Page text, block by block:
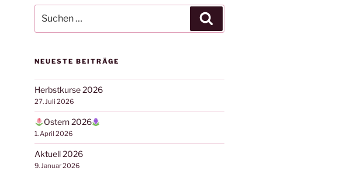
nach:
NEUESTE BEITRÄGE
Herbstkurse 2026
27. Juli 2026
Ostern 2026
1. April 2026
Aktuell 2026
9. Januar 2026